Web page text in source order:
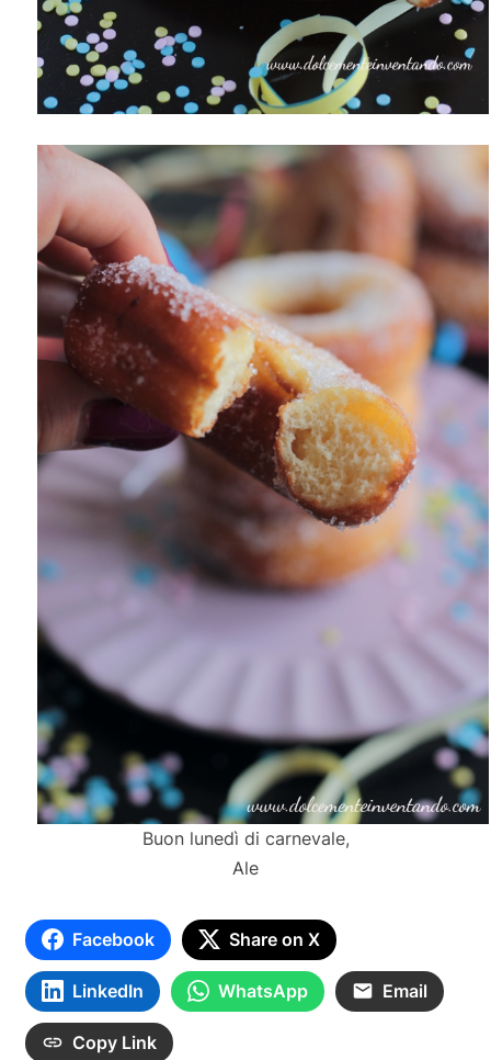
Buon lunedì di carnevale,
Ale
Facebook Share on X
LinkedIn WhatsApp Email
Copy Link